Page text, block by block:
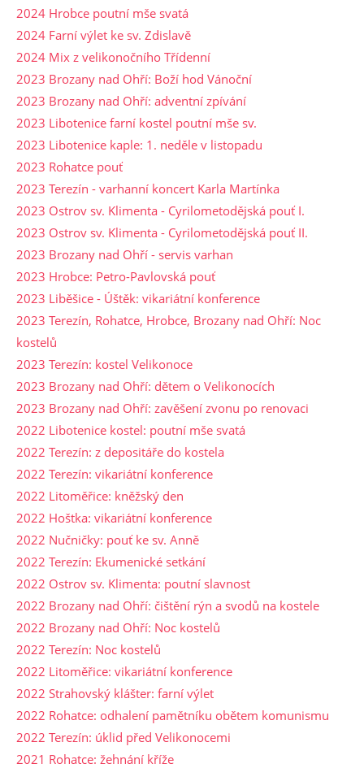
2024 Hrobce poutní mše svatá
2024 Farní výlet ke sv. Zdislavě
2024 Mix z velikonočního Třídenní
2023 Brozany nad Ohří: Boží hod Vánoční
2023 Brozany nad Ohří: adventní zpívání
2023 Libotenice farní kostel poutní mše sv.
2023 Libotenice kaple: 1. neděle v listopadu
2023 Rohatce pouť
2023 Terezín - varhanní koncert Karla Martínka
2023 Ostrov sv. Klimenta - Cyrilometodějská pouť I.
2023 Ostrov sv. Klimenta - Cyrilometodějská pouť II.
2023 Brozany nad Ohří - servis varhan
2023 Hrobce: Petro-Pavlovská pouť
2023 Liběšice - Úštěk: vikariátní konference
2023 Terezín, Rohatce, Hrobce, Brozany nad Ohří: Noc
kostelů
2023 Terezín: kostel Velikonoce
2023 Brozany nad Ohří: dětem o Velikonocích
2023 Brozany nad Ohří: zavěšení zvonu po renovaci
2022 Libotenice kostel: poutní mše svatá
2022 Terezín: z depositáře do kostela
2022 Terezín: vikariátní konference
2022 Litoměřice: kněžský den
2022 Hoštka: vikariátní konference
2022 Nučničky: pouť ke sv. Anně
2022 Terezín: Ekumenické setkání
2022 Ostrov sv. Klimenta: poutní slavnost
2022 Brozany nad Ohří: čištění rýn a svodů na kostele
2022 Brozany nad Ohří: Noc kostelů
2022 Terezín: Noc kostelů
2022 Litoměřice: vikariátní konference
2022 Strahovský klášter: farní výlet
2022 Rohatce: odhalení pamětníku obětem komunismu
2022 Terezín: úklid před Velikonocemi
2021 Rohatce: žehnání kříže